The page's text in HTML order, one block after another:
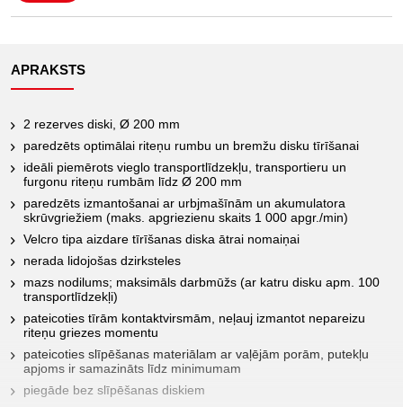
APRAKSTS
2 rezerves diski, Ø 200 mm
paredzēts optimālai riteņu rumbu un bremžu disku tīrīšanai
ideāli piemērots vieglo transportlīdzekļu, transportieru un
furgonu riteņu rumbām līdz Ø 200 mm
paredzēts izmantošanai ar urbjmašīnām un akumulatora
skrūvgriežiem (maks. apgriezienu skaits 1 000 apgr./min)
Velcro tipa aizdare tīrīšanas diska ātrai nomaiņai
nerada lidojošas dzirksteles
mazs nodilums; maksimāls darbmūžs (ar katru disku apm. 100
transportlīdzekļi)
pateicoties tīrām kontaktvirsmām, neļauj izmantot nepareizu
riteņu griezes momentu
pateicoties slīpēšanas materiālam ar vaļējām porām, putekļu
apjoms ir samazināts līdz minimumam
piegāde bez slīpēšanas diskiem